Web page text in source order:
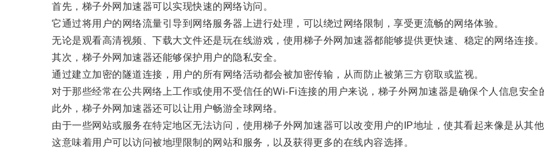
首先，梯子外网加速器可以实现快速的网络访问。
它通过将用户的网络流量引导到网络服务器上进行处理，可以绕过网络限制，享受更流畅的网络体验。
无论是观看高清视频、下载大文件还是玩在线游戏，使用梯子外网加速器都能够提供更快速、稳定的网络连接。
其次，梯子外网加速器还能够保护用户的隐私安全。
通过建立加密的隧道连接，用户的所有网络活动都会被加密传输，从而防止被第三方窃取或监视。
对于那些经常在公共网络上工作或使用不受信任的Wi-Fi连接的用户来说，梯子外网加速器是确保个人信息安全
此外，梯子外网加速器还可以让用户畅游全球网络。
由于一些网站或服务在特定地区无法访问，使用梯子外网加速器可以改变用户的IP地址，使其看起来像是从其他
这意味着用户可以访问被地理限制的网站和服务，以及获得更多的在线内容选择。